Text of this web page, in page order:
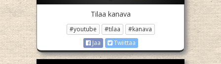
Tilaa kanava
#youtube #tilaa
#kanava
Jaa
Twiittaa